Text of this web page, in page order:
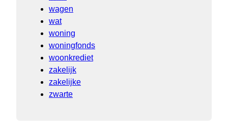
wagen
wat
woning
woningfonds
woonkrediet
zakelijk
zakelijke
zwarte